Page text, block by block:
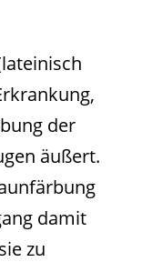
der
äußert.
damit
zu